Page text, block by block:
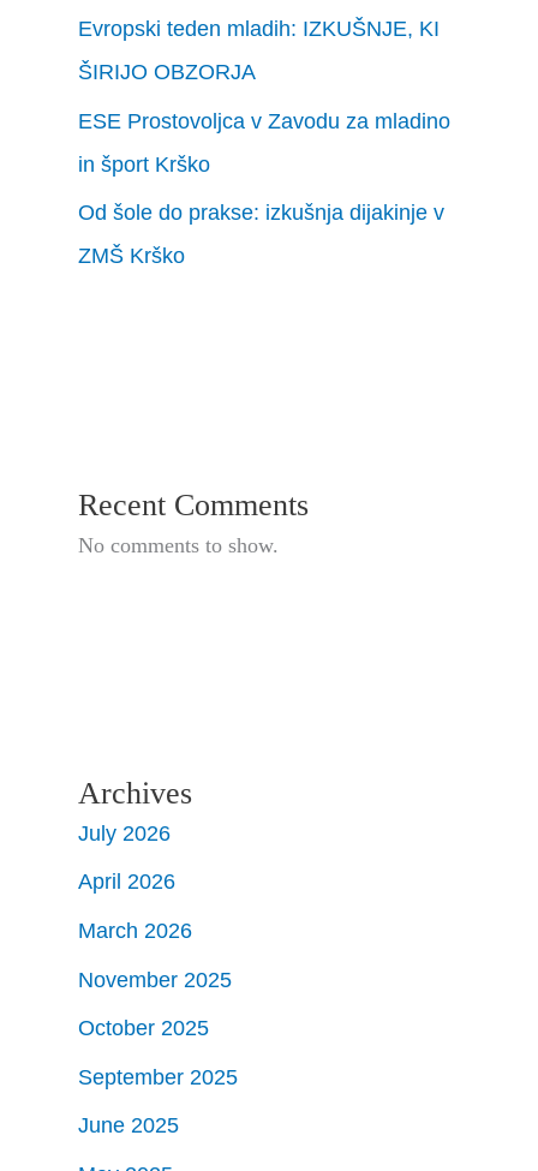
Evropski teden mladih: IZKUŠNJE, KI
ŠIRIJO OBZORJA
ESE Prostovoljca v Zavodu za mladino
in šport Krško
Od šole do prakse: izkušnja dijakinje v
ZMŠ Krško
Recent Comments
No comments to show.
Archives
July 2026
April 2026
March 2026
November 2025
October 2025
September 2025
June 2025